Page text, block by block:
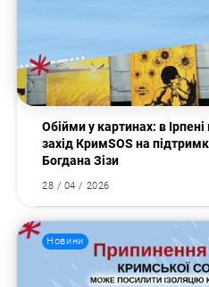
Обійми у картинах: в
захід КримSOS на
Богдана Зізи
28 / 04 / 2026
Новини